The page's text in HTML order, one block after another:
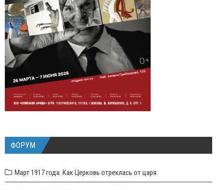
ФОРУМ
Март 1917 года. Как Церковь отреклась от царя.